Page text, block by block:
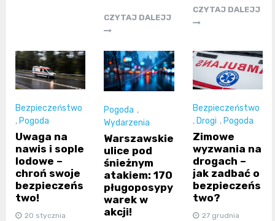
CZYTAJ DALEJJ
CZYTAJ DALEJJ
Bezpieczeństwo
,Pogoda
Uwaga na
nawis i sople
lodowe –
chroń swoje
bezpieczeńs
two!
20 stycznia
Pogoda ,
Wydarzenia
Warszawskie
ulice pod
śnieżnym
atakiem: 170
pługoposypy
warek w
akcji!
Bezpieczeństwo
,Drogi ,Pogoda
Zimowe
wyzwania na
drogach –
jak zadbać o
bezpieczeńs
two?
27 grudnia